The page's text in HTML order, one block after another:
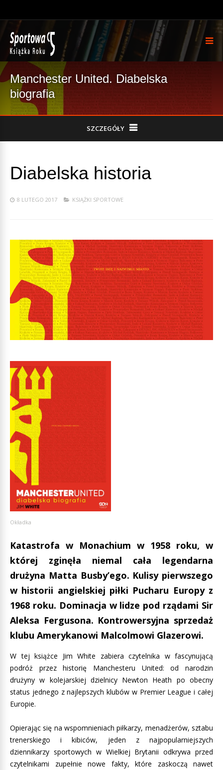
Manchester United. Diabelska
biografia
SZCZEGÓŁY
Diabelska historia
8 LUTEGO 2017 KSIĄŻKI SPORTOWE
Okładka
Katastrofa w Monachium w 1958 roku, w
której zginęła niemal cała legendarna
drużyna Matta Busby’ego. Kulisy pierwszego
w historii angielskiej piłki Pucharu Europy z
1968 roku. Dominacja w lidze pod rządami Sir
Aleksa Fergusona. Kontrowersyjna sprzedaż
klubu Amerykanowi Malcolmowi Glazerowi.
W tej książce Jim White zabiera czytelnika w fascynującą
podróż przez historię Manchesteru United: od narodzin
drużyny w kolejarskiej dzielnicy Newton Heath po obecny
status jednego z najlepszych klubów w Premier League i całej
Europie.
Opierając się na wspomnieniach piłkarzy, menadżerów, sztabu
trenerskiego i kibiców, jeden z najpopularniejszych
dziennikarzy sportowych w Wielkiej Brytanii odkrywa przed
czytelnikami zupełnie nowe fakty, które zaskoczą nawet